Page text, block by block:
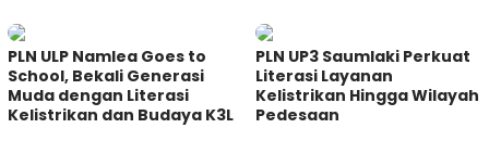
PLN ULP Namlea Goes to
School, Bekali Generasi
Muda dengan Literasi
Kelistrikan dan Budaya K3L
PLN UP3 Saumlaki Perkuat
Literasi Layanan
Kelistrikan Hingga Wilayah
Pedesaan